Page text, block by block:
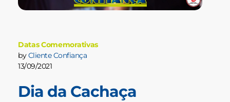
Dia da Cachaça
13/09/2021
by Cliente Confiança
Datas Comemorativas